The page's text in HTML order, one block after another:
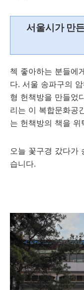
서울시가 만
첵 좋아하는 분들에
다. 서울 송파구의
형 헌책방을 만들었
리는 이 복합문화공
는 헌책방의 책을 위
오늘 꽃구경 갔다가
습니다.